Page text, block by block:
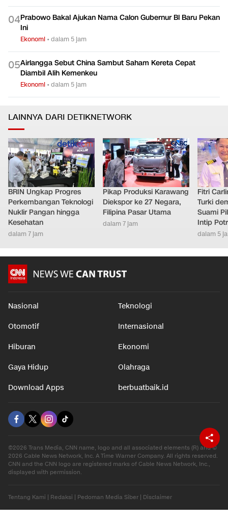
04Prabowo Bakal Ajukan Nama Calon Gubernur Bl Baru Pekan
Ini
Ekonomi •dalam 5 jam
05Airlangga Sebut China Sambut Saham Kereta Cepat
Diambil Alih Kemenkeu
Ekonomi •dalam 5 jam
LAINNYA DARI DETIKNETWORK
BRIN Ungkap Progres
Perkembangan Teknologi
Nuklir Pangan hingga
Kesehatan
dalam 7 jam
Pikap Produksi Karawang
Diekspor ke 27 Negara,
Filipina Pasar Utama
dalam 7 jam
Fitri
Turki
Suami
Intip
dalam 5
Nasional Teknologi
Otomotif Internasional
Hiburan Ekonomi
Gaya Hidup Olahraga
Download Apps berbuatbaik.id
©2026 Trans Media, CNN name, logo and all associated elements (R) and ©
2026 Cable News Network, Inc. A Time Warner Company. All rights reserved.
CNN and the CNN logo are registered marks of Cable News Network, Inc.,
displayed with permission.
Tentang Kami Redaksi Pedoman Media Siber Disclaimer